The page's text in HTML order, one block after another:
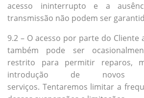
acesso ininterrupto e a
transmissão não podem ser
9.2 – O acesso por parte do Cliente
também pode ser
restrito para permitir reparos,
introdução de novos
serviços. Tentaremos limitar a